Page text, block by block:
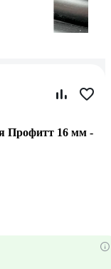
Профитт 16 мм -